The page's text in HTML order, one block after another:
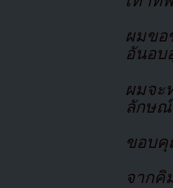
ผมขอ
อันอบ
ผมจะ
ลักษ
ขอบคุ
จากคิ